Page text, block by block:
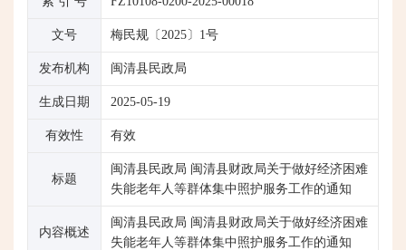
文号 梅民规〔2025〕1号
发布机构 闽清县民政局
生成日期 2025-05-19
有效性 有效
标题
闽清县民政局 闽清县财政局关于做好经济困难
失能老年人等群体集中照护服务工作的通知
内容概述
闽清县民政局 闽清县财政局关于做好经济困难
失能老年人等群体集中照护服务工作的通知